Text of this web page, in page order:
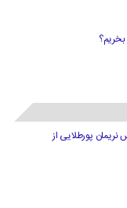
نریمان پورطلایی از